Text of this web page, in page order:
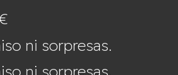
ni sorpresas.
ni sorpresas.